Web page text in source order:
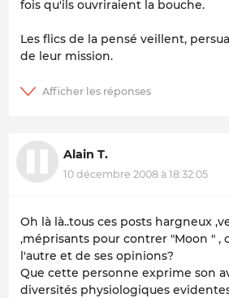
fois qu'ils ouvriraient la bouche.
Les flics de la pensé veillent,
de leur mission.
Alain T.
10 décembre 2008 à 18:32:05
Oh là là..tous ces posts hargneux
,méprisants pour contrer "Moon " ,
l'autre et de ses opinions?
Que cette personne exprime son
diversités physiologiques